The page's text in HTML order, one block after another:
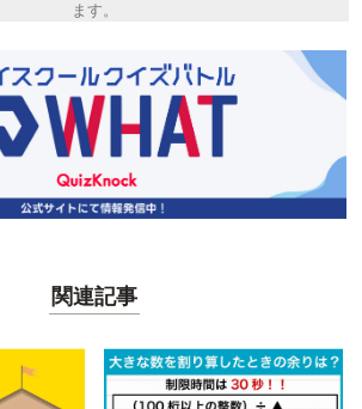
ます。
関連記事